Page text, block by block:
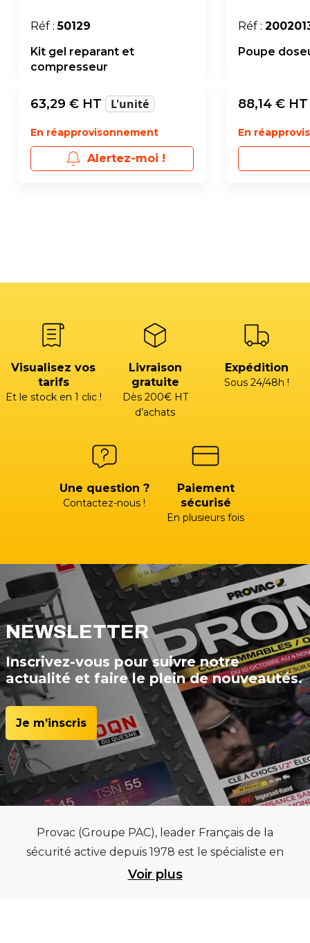
Réf :50129
Kit gel reparant et
compresseur
63,29 € HT L'unité
En réapprovisonnement
Alertez-moi !
Réf :
Poupe
88,14 €
En
Visualisez vos
tarifs
Et le stock en 1 clic !
Livraison
gratuite
Dès 200€ HT
d’achats
Expédition
Sous 24/48h !
Une question ?
Contactez-nous !
Paiement
sécurisé
En plusieurs fois
NEWSLETTER
Inscrivez-vous pour suivre notre
actualité et faire le plein de nouveautés.
Je m’inscris
Provac (Groupe PAC), leader Français de la
sécurité active depuis 1978 est le spécialiste en
équipements pour garages et centres
Voir plus